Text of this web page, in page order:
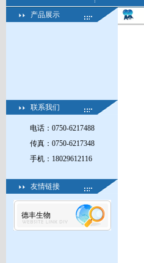
产品展示
联系我们
电话：0750-6217488
传真：0750-6217348
手机：18029612116
友情链接
德丰生物